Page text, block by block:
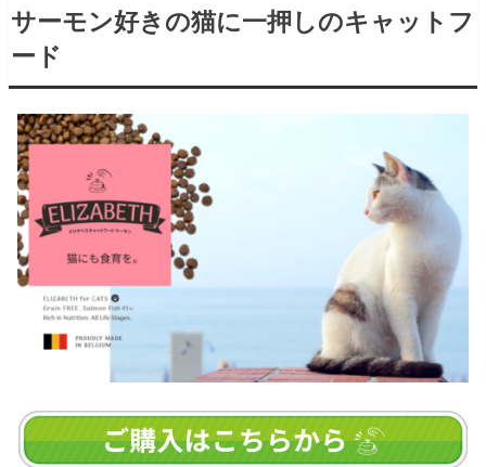
サーモン好きの猫に一押しのキャットフ
ード